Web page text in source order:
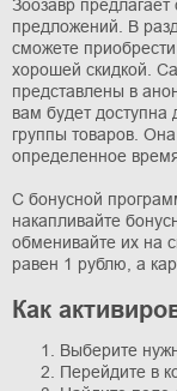
Зоозавр
предложений. В
сможете
хорошей скидкой.
представлены в
вам будет
группы товаров.
определенное
С бонусной
накапливайте
обменивайте их на
равен 1 рублю, а
Как
Выберите
Перейдите в